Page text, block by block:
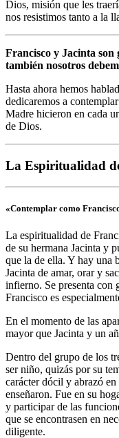
Dios, misión que les
nos resistimos tanto a la
Francisco y Jacinta son
también nosotros
Hasta ahora hemos
dedicaremos a
Madre hicieron en cada
de Dios.
La Espiritualidad
«Contemplar como
La espiritualidad de
de su hermana Jacinta y
que la de ella. Y hay una
Jacinta de amar, orar y
infierno. Se presenta con
Francisco es
En el momento de las
mayor que Jacinta y un
Dentro del grupo de los
ser niño, quizás por su
carácter dócil y abrazó
enseñaron. Fue en su
y participar de las
que se encontrasen en
diligente.